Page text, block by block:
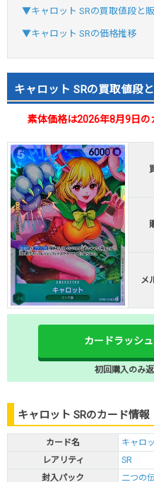
▼キャロット SRの買取値段と
▼キャロット SRの価格推移
キャロット SRの買取値段
素体価格は2026年8月9日
メ
カードラッシ
初回購入のみ
キャロット SRのカード情報
カード名
キャロ
レアリティ
SR
封入パック
二つの